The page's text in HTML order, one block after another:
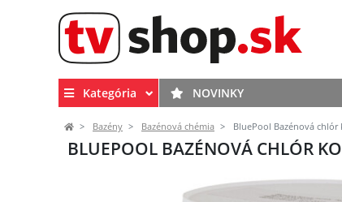
Kategória NOVINKY
Bazény Bazénová chémia BluePool Bazénová
BLUEPOOL BAZÉNOVÁ CHLÓR